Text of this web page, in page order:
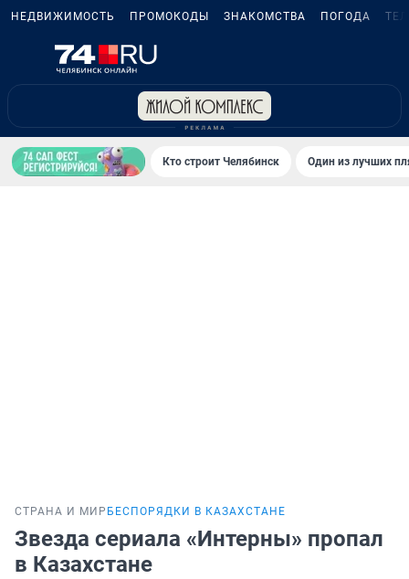
НЕДВИЖИМОСТЬ ПРОМОКОДЫ ЗНАКОМСТВА ПОГОДА
Кто строит Челябинск Один из лучших
СТРАНА И МИР БЕСПОРЯДКИ В КАЗАХСТАНЕ
Звезда сериала «Интерны» пропал
в Казахстане